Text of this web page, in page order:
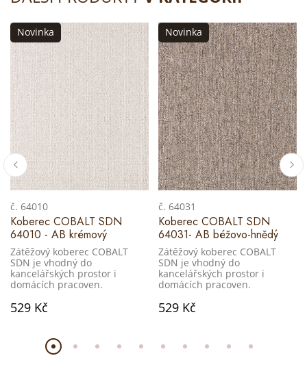
Novinka
č. 64010
Koberec COBALT SDN
64010 - AB krémový
Zátěžový koberec COBALT
SDN je vhodný do
kancelářských prostor i
domácích pracoven.
529 Kč
Novinka
č. 64031
Koberec COBALT SDN
64031- AB béžovo-hnědý
Zátěžový koberec COBALT
SDN je vhodný do
kancelářských prostor i
domácích pracoven.
529 Kč